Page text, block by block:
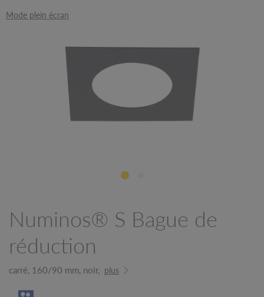
Mode plein écran
Numinos® S Bague de
réduction
carré, 160/90 mm, noir, plus